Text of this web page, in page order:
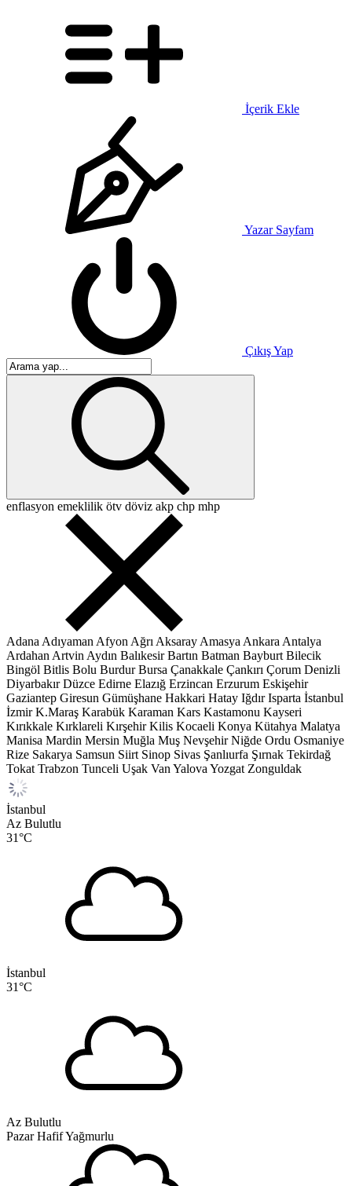
İçerik Ekle
Yazar Sayfam
Çıkış Yap
enflasyon emeklilik ötv döviz akp chp mhp
Adana Adıyaman Afyon Ağrı Aksaray Amasya Ankara Antalya
Ardahan Artvin Aydın Balıkesir Bartın Batman Bayburt Bilecik
Bingöl Bitlis Bolu Burdur Bursa Çanakkale Çankırı Çorum Denizli
Diyarbakır Düzce Edirne Elazığ Erzincan Erzurum Eskişehir
Gaziantep Giresun Gümüşhane Hakkari Hatay Iğdır Isparta İstanbul
İzmir K.Maraş Karabük Karaman Kars Kastamonu Kayseri
Kırıkkale Kırklareli Kırşehir Kilis Kocaeli Konya Kütahya Malatya
Manisa Mardin Mersin Muğla Muş Nevşehir Niğde Ordu Osmaniye
Rize Sakarya Samsun Siirt Sinop Sivas Şanlıurfa Şırnak Tekirdağ
Tokat Trabzon Tunceli Uşak Van Yalova Yozgat Zonguldak
İstanbul
Az Bulutlu
31°C
İstanbul
31°C
Az Bulutlu
Pazar Hafif Yağmurlu